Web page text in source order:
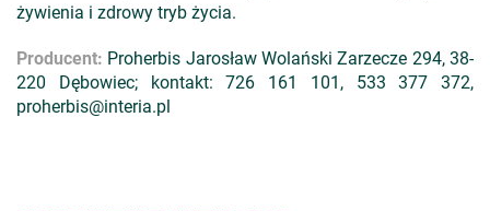
żywienia i zdrowy tryb życia.
Producent: Proherbis Jarosław Wolański Zarzecze 294, 38-
220 Dębowiec; kontakt: 726 161 101, 533 377 372,
proherbis@interia.pl